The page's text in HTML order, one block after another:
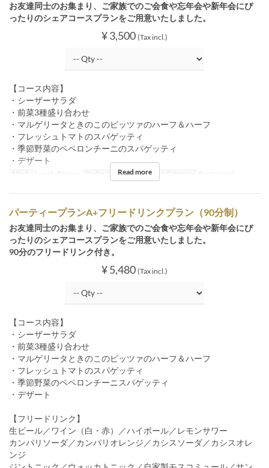
お友達同士のお集まり、ご家族でのご会食や忘年会や新年会にぴ
ったりのシェアコースプランをご用意いたしました。
¥ 3,500 (Tax incl.)
【コース内容】
・シーザーサラダ
・前菜3種盛り合わせ
・マルゲリータときのこのピッツァのハーフ＆ハーフ
・フレッシュトマトのスパゲッティ
・季節野菜のペペロンチーニのスパゲッティ
・デザート
Meals Lunch, Dinner Order Limit 4 ~ 34 Seat Category Restaurant
Read more
パーティープランA+フリードリンクプラン（90分制）
お友達同士のお集まり、ご家族でのご会食や忘年会や新年会にぴ
ったりのシェアコースプランをご用意いたしました。
90分のフリードリンク付き。
¥ 5,480 (Tax incl.)
【コース内容】
・シーザーサラダ
・前菜3種盛り合わせ
・マルゲリータときのこのピッツァのハーフ＆ハーフ
・フレッシュトマトのスパゲッティ
・季節野菜のペペロンチーニスパゲッティ
・デザート
【フリードリンク】
生ビール／ワイン（白・赤）／ハイボール／レモンサワー
カンパリソーダ／カンパリオレンジ／カシスソーダ／カシスオレ
ンジ